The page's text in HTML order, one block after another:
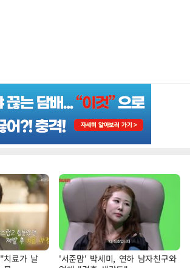
치료가 날
'서준맘' 박세미, 연하 남자친구와